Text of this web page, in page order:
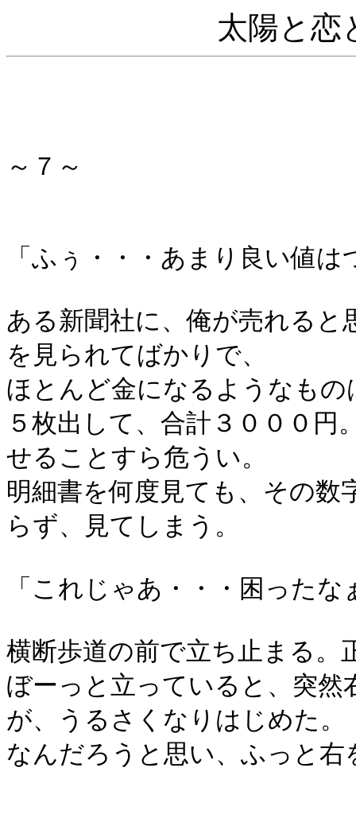
太陽と恋
～７～
「ふぅ・・・あまり良い値
ある新聞社に、俺が売れる
を見られてばかりで、
ほとんど金になるようなもの
５枚出して、合計３０００
せることすら危うい。
明細書を何度見ても、その
らず、見てしまう。
「これじゃあ・・・困ったな
横断歩道の前で立ち止まる。
ぼーっと立っていると、突
が、うるさくなりはじめた。
なんだろうと思い、ふっと右